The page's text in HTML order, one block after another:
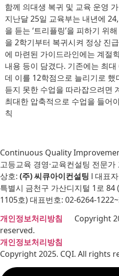
함께 의대생 복귀 및 교육 운영
지난달 25일 교육부는 내년에
을 듣는 ‘트리플링’을 피하기 위
을 2학기부터 복귀시켜 정상 진
에 마련된 가이드라인에는 계절
내용 등이 담겼다. 기존에는 최
데 이를 12학점으로 늘리기로
듣지 못한 수업을 따라잡으려면
최대한 압축적으로 수업을 들어
칙
Continuous Quality
고등교육 경영·교육컨설팅 전문가
상호: (주) 씨큐아이컨설팅 l 대표
특별시 금천구 가산디지털 1로
1105호) 대표번호: 02-6264-
개인정보처리방침 Copyright
reserved.
개인정보처리방침
Copyright 2025. CQI. All rights